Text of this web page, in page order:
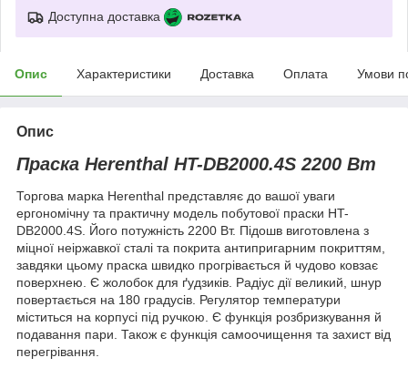
Доступна доставка
Опис Характеристики Доставка Оплата Умови
Опис
Праска Herenthal HT-DB2000.4S 2200 Вт
Торгова марка Herenthal представляє до вашої уваги
ергономічну та практичну модель побутової праски HT-
DB2000.4S. Його потужність 2200 Вт. Підошв виготовлена з
міцної неіржавкої сталі та покрита антипригарним покриттям,
завдяки цьому праска швидко прогрівається й чудово ковзає
поверхнею. Є жолобок для ґудзиків. Радіус дії великий, шнур
повертається на 180 градусів. Регулятор температури
міститься на корпусі під ручкою. Є функція розбризкування й
подавання пари. Також є функція самоочищення та захист від
перегрівання.